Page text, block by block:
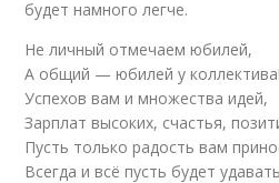
будет намного легче.
Не личный отмечаем юбилей,
А общий — юбилей у коллектива!
Успехов вам и множества идей,
Зарплат высоких, счастья,
Пусть только радость вам
Всегда и всё пусть будет